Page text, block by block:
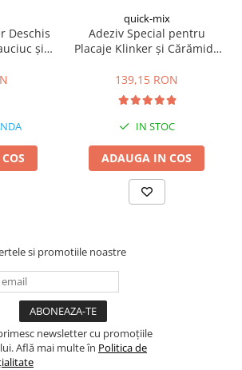
Suport
Șapă
și Mortare
Deschis
și
quick-mix
Adeziv Special pentru
Placaje Klinker și Cărămidă
139,15 RON
IN STOC
ADAUGA IN COS
si promotiile noastre
newsletter cu promoțiile
Află mai multe în Politica de